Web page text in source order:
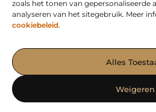
zoals het tonen van gepersonaliseerde
analyseren van het sitegebruik. Meer
cookiebeleid.
Alles
Weigeren
Het Portaal voor Blogs en
— Ontdek krachtige verhalen,
boodschap